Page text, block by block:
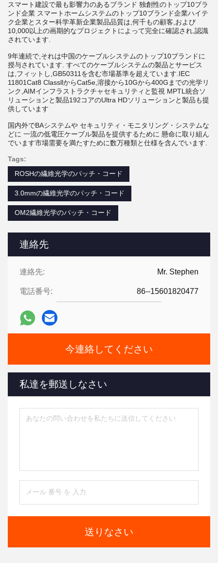
連絡先
連絡先: Mr. Stephen
電話番号: 86--15601820477
今連絡してください
私達を郵送しなさい
送りなさい
スマート建設で最も影響力のあるブランド 独創性のトップ10ブラ
ンド企業 スマートホームシステムのトップ10ブランド企業ハイテ
ク企業とスター科学革新企業製品品質は,何千もの顧客,および
10,000以上の画期的なプロジェクトによって完全に確認され,認識
されています.
9年連続で,それは中国のケーブルシステムのトップ10ブランドに
授与されています. すべてのケーブルシステムの製品とサービス
は,フィットし,GB50311を含む市場基準を超えています.IEC
11801Cat8 ClassllからCat5e,溶接から10Gから400Gまでの光学リ
ンク,AIMインフラストラクチャセキュリティと監視 MPTL統合ソ
リューションと製品192コアのUltra HDソリューションと製品も提
供しています
国内外でBAシステムや セキュリティ・モニタリング・システムな
どに 一流の低電圧ケーブル製品を提供するために 懸命に取り組ん
でいます市場需要を満たすために数万種類と仕様を含んでいます.
Tags:
ROSHの繊維光学のパッチ・コード
3.0mmの繊維光学のパッチ・コード
OM2繊維光学のパッチ・コード